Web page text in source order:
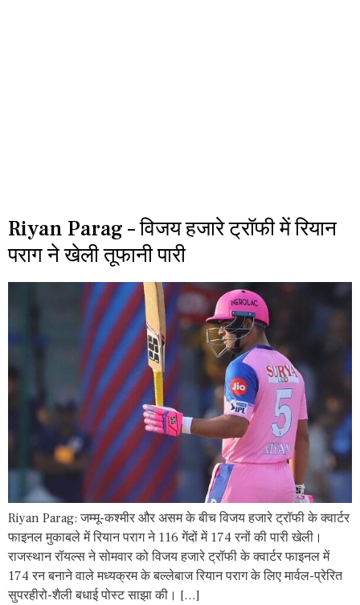
Riyan Parag – विजय हजारे ट्रॉफी में रियान
पराग ने खेली तूफानी पारी
Riyan Parag: जम्मू-कश्मीर और असम के बीच विजय हजारे ट्रॉफी के क्वार्टर
फाइनल मुकाबले में रियान पराग ने 116 गेंदों में 174 रनों की पारी खेली।
राजस्थान रॉयल्स ने सोमवार को विजय हजारे ट्रॉफी के क्वार्टर फाइनल में
174 रन बनाने वाले मध्यक्रम के बल्लेबाज रियान पराग के लिए मार्वल-प्रेरित
सुपरहीरो-शैली बधाई पोस्ट साझा की। […]